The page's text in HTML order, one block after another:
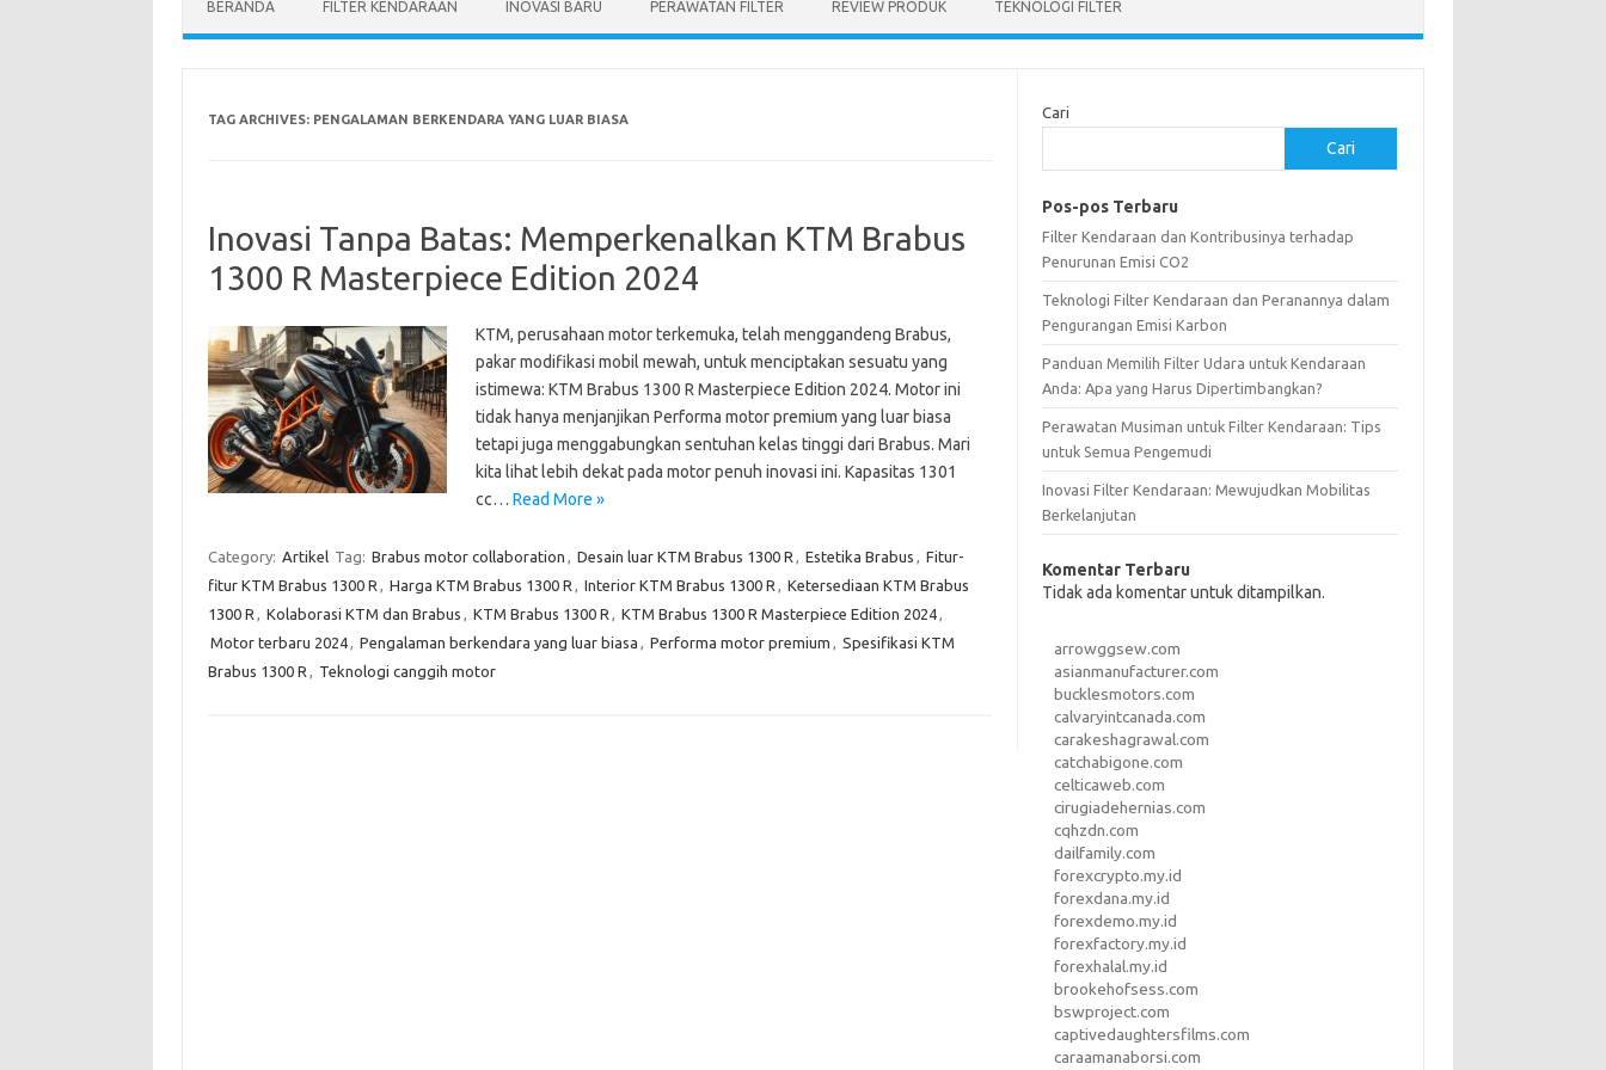
BERANDA FILTER KENDARAAN INOVASI BARU PERAWATAN FILTER REVIEW PRODUK TEKNOLOGI FILTER
TAG ARCHIVES: PENGALAMAN BERKENDARA YANG LUAR BIASA
Inovasi Tanpa Batas: Memperkenalkan KTM Brabus
1300 R Masterpiece Edition 2024
KTM, perusahaan motor terkemuka, telah menggandeng Brabus,
pakar modifikasi mobil mewah, untuk menciptakan sesuatu yang
istimewa: KTM Brabus 1300 R Masterpiece Edition 2024. Motor ini
tidak hanya menjanjikan Performa motor premium yang luar biasa
tetapi juga menggabungkan sentuhan kelas tinggi dari Brabus. Mari
kita lihat lebih dekat pada motor penuh inovasi ini. Kapasitas 1301
cc… Read More »
Category: Artikel Tag: Brabus motor collaboration , Desain luar KTM Brabus 1300 R , Estetika Brabus , Fitur-
fitur KTM Brabus 1300 R , Harga KTM Brabus 1300 R , Interior KTM Brabus 1300 R , Ketersediaan KTM Brabus
1300 R , Kolaborasi KTM dan Brabus , KTM Brabus 1300 R , KTM Brabus 1300 R Masterpiece Edition 2024,
Motor terbaru 2024, Pengalaman berkendara yang luar biasa , Performa motor premium , Spesifikasi KTM
Brabus 1300 R , Teknologi canggih motor
Cari
Cari
Pos-pos Terbaru
Filter Kendaraan dan Kontribusinya terhadap
Penurunan Emisi CO2
Teknologi Filter Kendaraan dan Peranannya dalam
Pengurangan Emisi Karbon
Panduan Memilih Filter Udara untuk Kendaraan
Anda: Apa yang Harus Dipertimbangkan?
Perawatan Musiman untuk Filter Kendaraan: Tips
untuk Semua Pengemudi
Inovasi Filter Kendaraan: Mewujudkan Mobilitas
Berkelanjutan
Komentar Terbaru
Tidak ada komentar untuk ditampilkan.
arrowggsew.com
asianmanufacturer.com
bucklesmotors.com
calvaryintcanada.com
carakeshagrawal.com
catchabigone.com
celticaweb.com
cirugiadehernias.com
cqhzdn.com
dailfamily.com
forexcrypto.my.id
forexdana.my.id
forexdemo.my.id
forexfactory.my.id
forexhalal.my.id
brookehofsess.com
bswproject.com
captivedaughtersfilms.com
caraamanaborsi.com